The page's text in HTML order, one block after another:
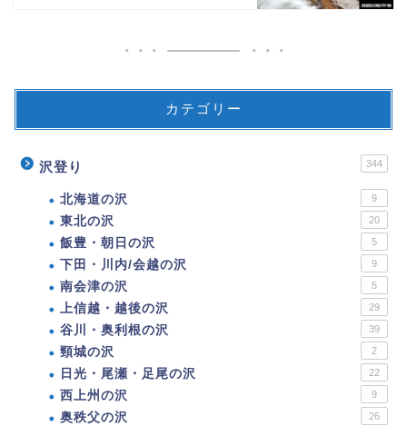
カテゴリー
沢登り 344
北海道の沢 9
東北の沢 20
飯豊・朝日の沢 5
下田・川内/会越の沢 9
南会津の沢 5
上信越・越後の沢 29
谷川・奥利根の沢 39
頸城の沢 2
日光・尾瀬・足尾の沢 22
西上州の沢 9
奥秩父の沢 26